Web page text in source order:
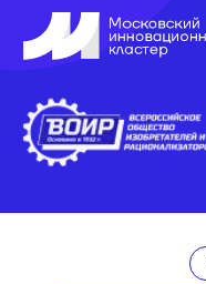
Рейтинг материала: